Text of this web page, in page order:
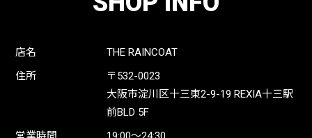
店名
THE RAINCOAT
住所
〒532-0023
大阪市淀川区十三東2-9-19 REXIA十三駅
前BLD 5F